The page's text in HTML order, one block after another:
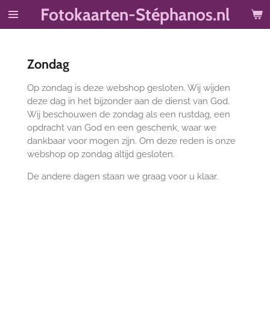
Ga
hoofdinhoud
Fotokaarten-Stéphanos.nl
Zondag
Op zondag is deze webshop gesloten. Wij wijden
deze dag in het bijzonder aan de dienst van God.
Wij beschouwen de zondag als een rustdag, een
opdracht van God en een geschenk, waar we
dankbaar voor mogen zijn. Om deze reden is onze
webshop op zondag altijd gesloten.
De andere dagen staan we graag voor u klaar.